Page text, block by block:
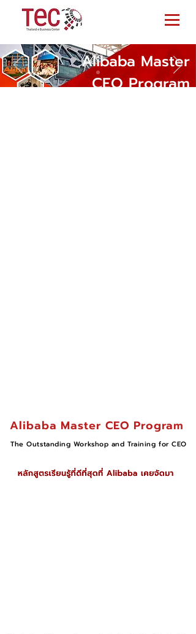
Alibaba Master
CEO Program
Alibaba Master CEO Program
The Outstanding Workshop and Training for CEO